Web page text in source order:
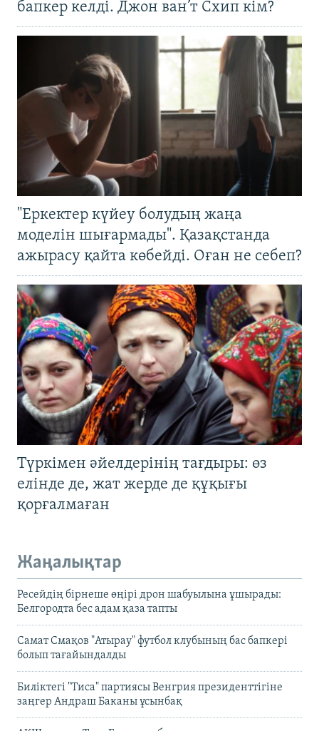
бапкер келді. Джон ван’т Схип кім?
"Еркектер күйеу болудың жаңа
моделін шығармады". Қазақстанда
ажырасу қайта көбейді. Оған не себеп?
Түркімен әйелдерінің тағдыры: өз
елінде де, жат жерде де құқығы
қорғалмаған
Жаңалықтар
Ресейдің бірнеше өңірі дрон шабуылына ұшырады:
Белгородта бес адам қаза тапты
Самат Смақов "Атырау" футбол клубының бас бапкері
болып тағайындалды
Биліктегі "Тиса" партиясы Венгрия президенттігіне
заңгер Андраш Баканы ұсынбақ